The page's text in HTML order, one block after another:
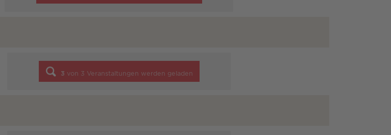
3 von 3 Veranstaltungen werden geladen